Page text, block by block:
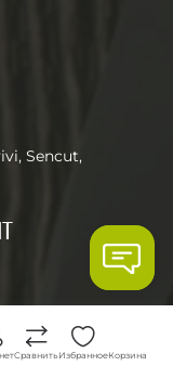
СравнитьИзбранноеКорзина
Sencut,